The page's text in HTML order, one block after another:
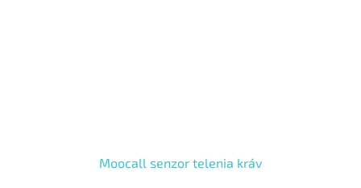
Moocall senzor telenia kráv